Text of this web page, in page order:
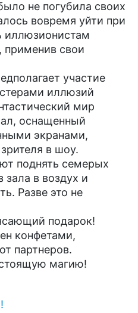
не погубила своих
вовремя уйти при
иллюзионистам
применив свои
участие
иллюзий
мир
оснащенный
экранами,
в шоу.
поднять семерых
зала в воздух и
Разве это не
подарок!
конфетами,
партнеров.
магию!